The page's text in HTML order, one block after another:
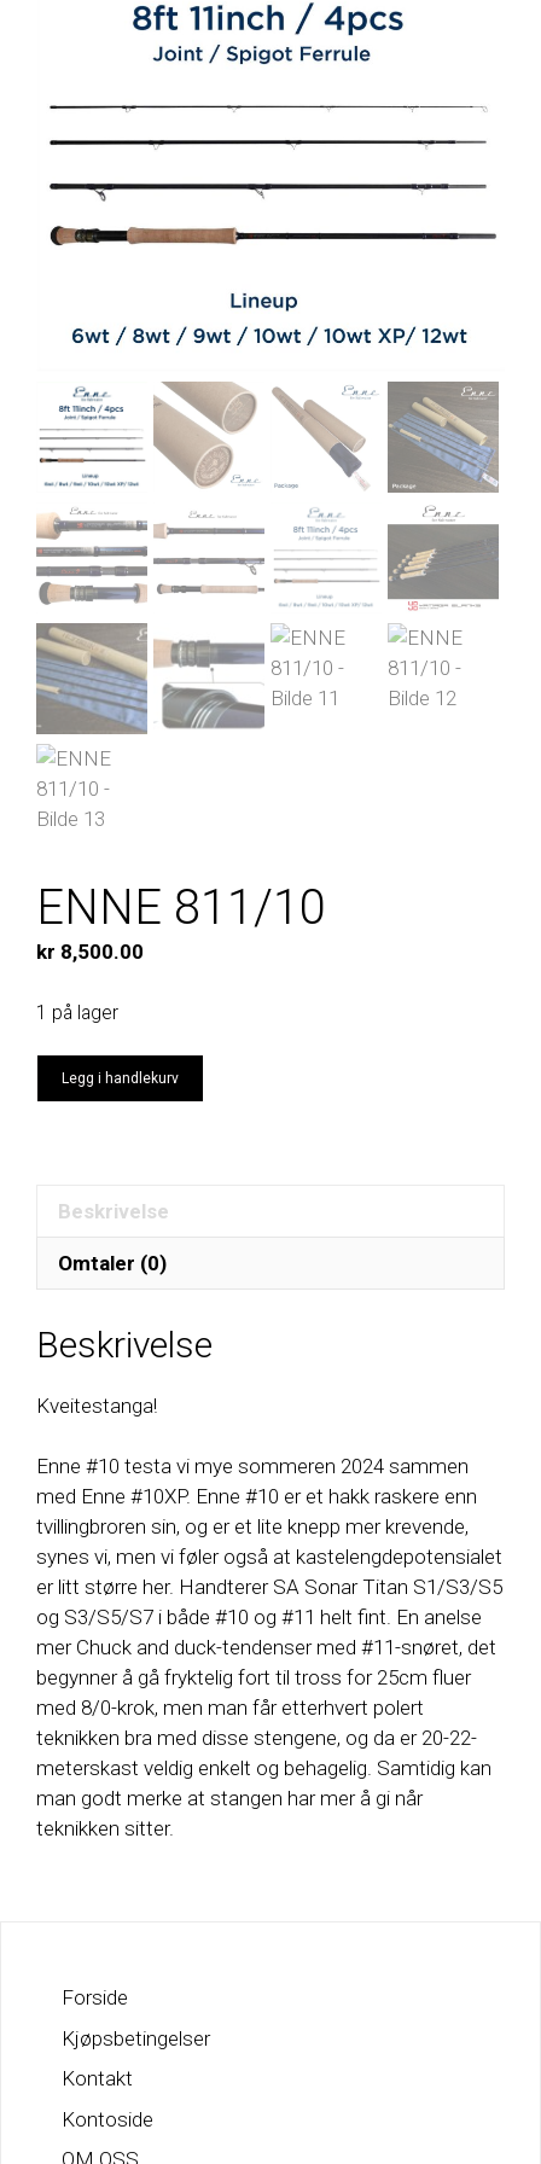
ENNE 811/10
kr 8,500.00
1 på lager
ENNE
811/10
Legg i handlekurv
Beskrivelse
Omtaler (0)
Beskrivelse
Kveitestanga!
Enne #10 testa vi mye sommeren 2024 sammen
med Enne #10XP. Enne #10 er et hakk raskere enn
tvillingbroren sin, og er et lite knepp mer krevende,
synes vi, men vi føler også at kastelengdepotensialet
er litt større her. Handterer SA Sonar Titan S1/S3/S5
og S3/S5/S7 i både #10 og #11 helt fint. En anelse
mer Chuck and duck-tendenser med #11-snøret, det
begynner å gå fryktelig fort til tross for 25cm fluer
med 8/0-krok, men man får etterhvert polert
teknikken bra med disse stengene, og da er 20-22-
meterskast veldig enkelt og behagelig. Samtidig kan
man godt merke at stangen har mer å gi når
teknikken sitter.
Forside
Kjøpsbetingelser
Kontakt
Kontoside